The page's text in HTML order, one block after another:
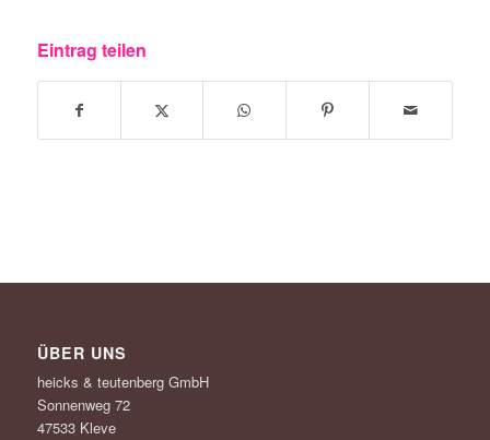
Eintrag teilen
ÜBER UNS
heicks & teutenberg GmbH
Sonnenweg 72
47533 Kleve